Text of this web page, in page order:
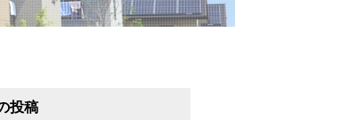
投稿